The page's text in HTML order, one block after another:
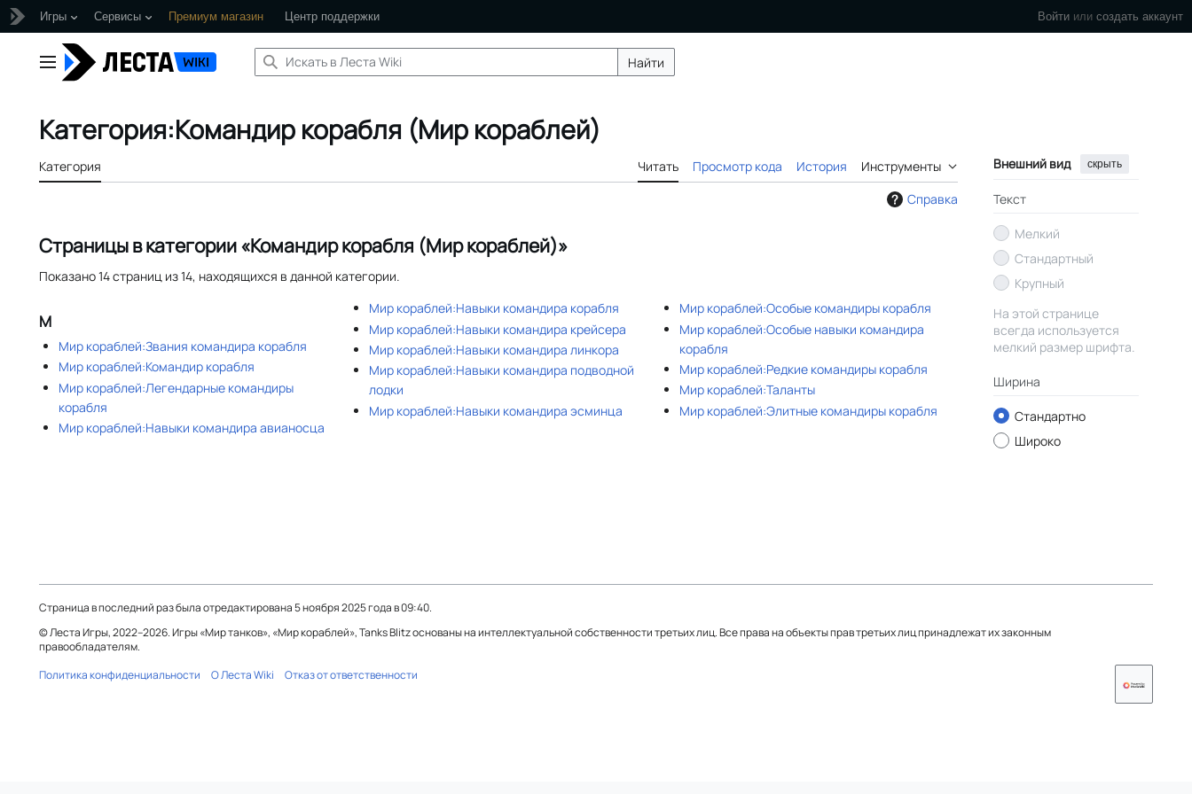
Войти или создать аккаунт
Игры Сервисы Премиум магазин Центр поддержки
содержанию
Главное меню Найти
Категория:Командир корабля (Мир кораблей)
Категория Читать Просмотр кода История Инструменты Внешний вид скрыть
Текст
Мелкий
Стандартный
Крупный
На этой странице
всегда используется
мелкий размер шрифта.
Ширина
Стандартно
Широко
Справка
Страницы в категории «Командир корабля (Мир кораблей)»
Показано 14 страниц из 14, находящихся в данной категории.
М
Мир кораблей:Звания командира корабля
Мир кораблей:Командир корабля
Мир кораблей:Легендарные командиры
корабля
Мир кораблей:Навыки командира авианосца
Мир кораблей:Навыки командира корабля
Мир кораблей:Навыки командира крейсера
Мир кораблей:Навыки командира линкора
Мир кораблей:Навыки командира подводной
лодки
Мир кораблей:Навыки командира эсминца
Мир кораблей:Особые командиры корабля
Мир кораблей:Особые навыки командира
корабля
Мир кораблей:Редкие командиры корабля
Мир кораблей:Таланты
Мир кораблей:Элитные командиры корабля
Страница в последний раз была отредактирована 5 ноября 2025 года в 09:40.
© Леста Игры, 2022–2026. Игры «Мир танков», «Мир кораблей», Tanks Blitz основаны на интеллектуальной собственности третьих лиц. Все права на объекты прав третьих лиц принадлежат их законным
правообладателям.
Политика конфиденциальности
О Леста Wiki Отказ от ответственности